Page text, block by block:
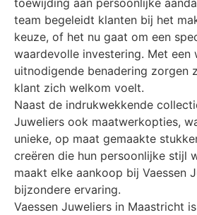
toewijding aan persoonlijke
team begeleidt klanten bij het
keuze, of het nu gaat om een
waardevolle investering. Met een
uitnodigende benadering zorgen
klant zich welkom voelt.
Naast de indrukwekkende
Juweliers ook maatwerkopties,
unieke, op maat gemaakte
creëren die hun persoonlijke stijl
maakt elke aankoop bij Vaessen
bijzondere ervaring.
Vaessen Juweliers in Maastricht